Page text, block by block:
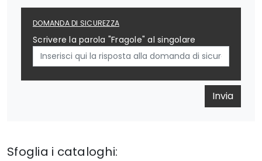
DOMANDA DI SICUREZZA
Scrivere la parola "Fragole" al singolare
Invia
Sfoglia i cataloghi: